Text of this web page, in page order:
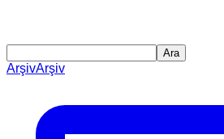
Ara
ArşivArşiv